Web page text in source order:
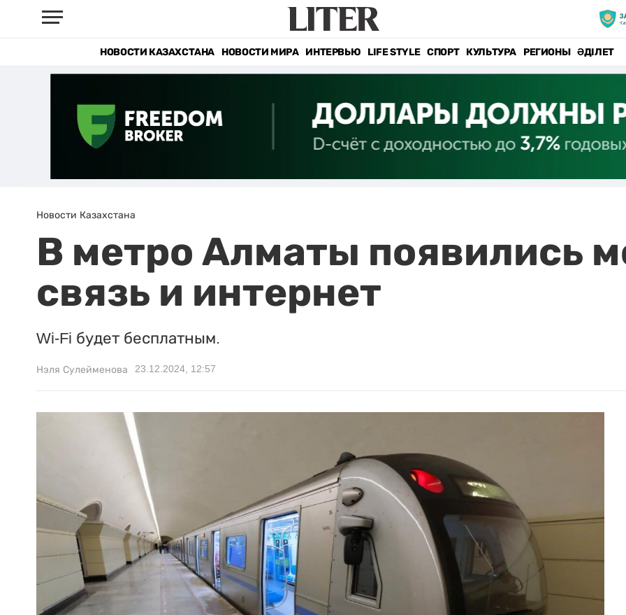
НОВОСТИ КАЗАХСТАНА НОВОСТИ МИРА ИНТЕРВЬЮ LIFE STYLE СПОРТ КУЛЬТУРА РЕГИОНЫ ӘДІЛЕТ
Новости Казахстана
В метро Алматы появились
связь и интернет
Wi-Fi будет бесплатным.
Нэля Сулейменова 23.12.2024, 12:57